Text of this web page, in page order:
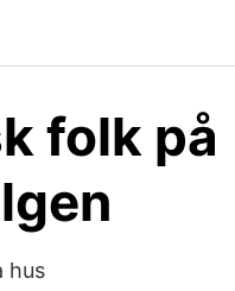
folk på
hus